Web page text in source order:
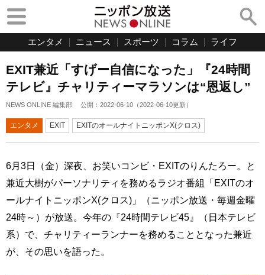
エンタメ ニュース スポーツ コラム ライフ
EXIT兼近「すげー自信になった」『24時間
テレビ』チャリティーマラソンは“恩返し”
NEWS ONLINE 編集部 公開： 2022-06-10 （2022-06-10更新）
エンタメ EXIT EXITのオールナイトニッポンX(クロス)
6月3日（金）深夜、お笑いコンビ・EXITのりんたろー。と
兼近大樹がパーソナリティを務めるラジオ番組「EXITのオ
ールナイトニッポンX(クロス)」（ニッポン放送・毎週金曜
24時～）が放送。今年の『24時間テレビ45』（日本テレビ
系）で、チャリティーランナーを務めることとなった兼近
が、その思いを語った。